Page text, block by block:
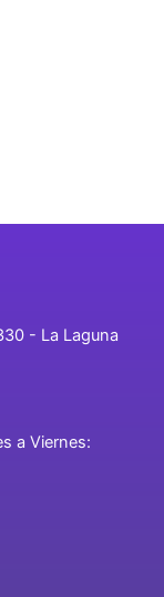
- La Laguna
a Viernes: